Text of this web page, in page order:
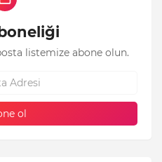
listemize abone olun.